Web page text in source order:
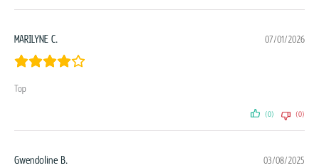
MARILYNE C. 07/01/2026
Top
(0) (0)
Gwendoline B. 03/08/2025